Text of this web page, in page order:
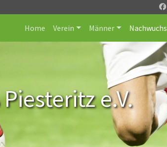
Home Verein Männer Nachwuchs
e.V.